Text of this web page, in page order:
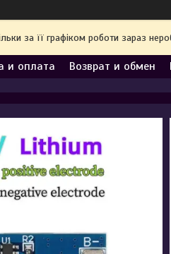
за її графіком роботи зараз
и оплата Возврат и обмен